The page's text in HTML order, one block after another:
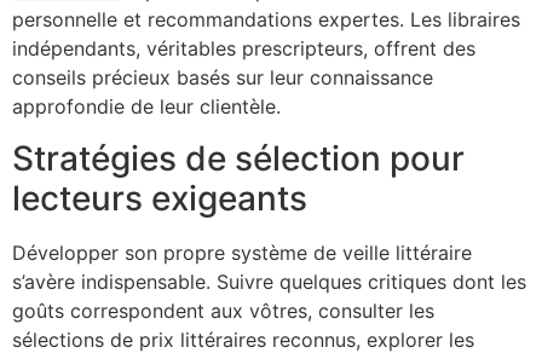
personnelle et recommandations expertes. Les libraires
indépendants, véritables prescripteurs, offrent des
conseils précieux basés sur leur connaissance
approfondie de leur clientèle.
Stratégies de sélection pour
lecteurs exigeants
Développer son propre système de veille littéraire
s’avère indispensable. Suivre quelques critiques dont les
goûts correspondent aux vôtres, consulter les
sélections de prix littéraires reconnus, explorer les